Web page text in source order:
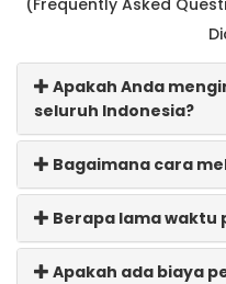
Apakah Anda
seluruh Indonesia?
Bagaimana cara
Berapa lama
Apakah ada biaya